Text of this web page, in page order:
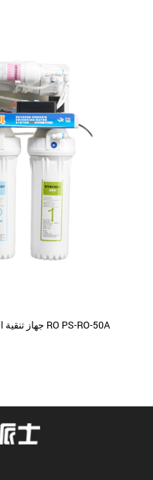
جهاز تنقية المياه للاستخدام المنزلي نظام RO PS-RO-50A